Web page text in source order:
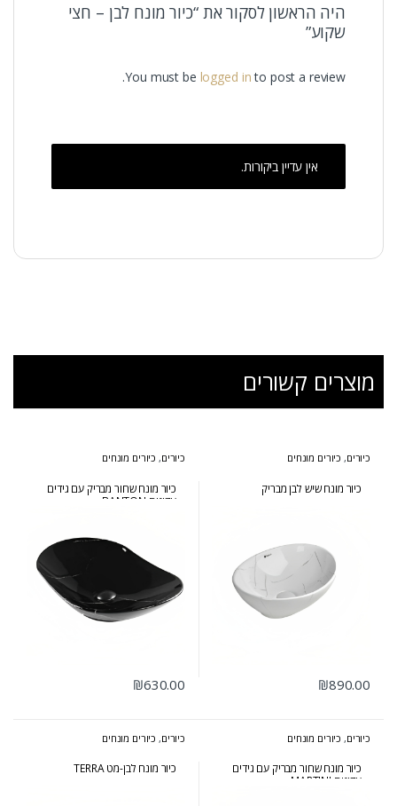
היה הראשון לסקור את “כיור מונח לבן – חצי
שקוע”
You must be logged into post a review.
אין עדיין ביקורות.
מוצרים קשורים
כיורים, כיורים מונחים
כיור מונח שיש לבן מבריק
₪890.00
כיורים, כיורים מונחים
כיור מונח שחור מבריק עם גידים
עדינים BANTON
₪630.00
כיורים, כיורים מונחים
כיור מונח שחור מבריק עם גידים
עדינים MARTINI
כיורים, כיורים מונחים
כיור מונח לבן-מט TERRA